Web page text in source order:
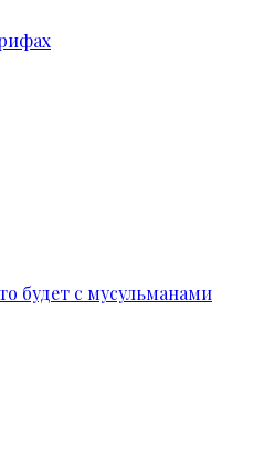
будет с мусульманами